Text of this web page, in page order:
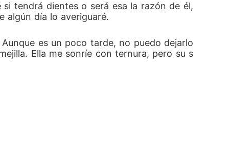
tendrá dientes o será esa la razón de él,
algún día lo averiguaré.
es un poco tarde, no puedo dejarlo
Ella me sonríe con ternura, pero su s